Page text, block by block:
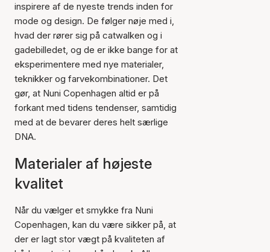
inspirere af de nyeste trends inden for
mode og design. De følger nøje med i,
hvad der rører sig på catwalken og i
gadebilledet, og de er ikke bange for at
eksperimentere med nye materialer,
teknikker og farvekombinationer. Det
gør, at Nuni Copenhagen altid er på
forkant med tidens tendenser, samtidig
med at de bevarer deres helt særlige
DNA.
Materialer af højeste
kvalitet
Når du vælger et smykke fra Nuni
Copenhagen, kan du være sikker på, at
der er lagt stor vægt på kvaliteten af